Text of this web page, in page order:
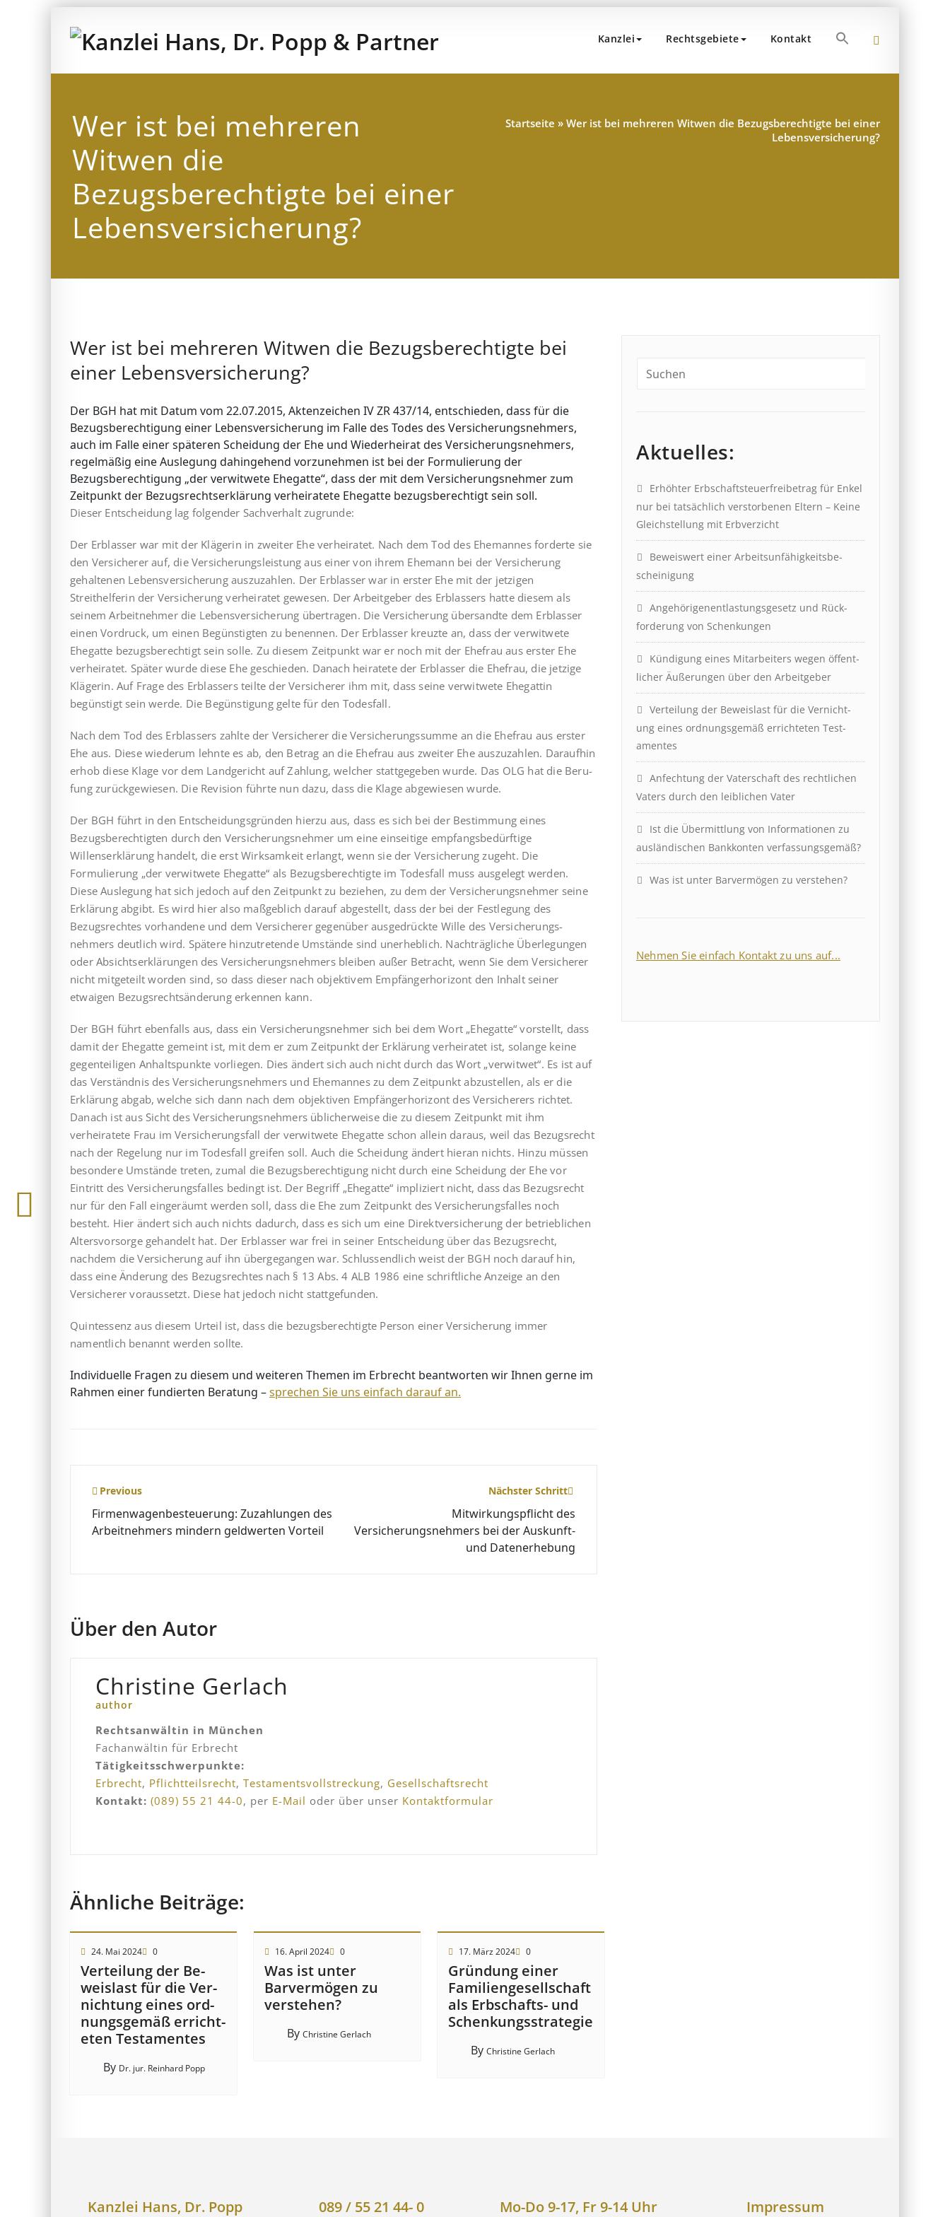
Inhalt
springen
Kanzlei Rechtsgebiete Kontakt Search
for:
Wer ist bei mehreren
Witwen die
Bezugsberechtigte bei einer
Lebensversicherung?
Startseite » Wer ist bei mehreren Witwen die Bezugsberechtigte bei einer
Lebensversicherung?
Wer ist bei mehreren Witwen die Bezugsberechtigte bei
einer Lebensversicherung?
Der BGH hat mit Datum vom 22.07.2015, Aktenzeichen IV ZR 437/14, entschieden, dass für die
Bezugsberechtigung einer Lebens­ver­si­che­rung im Falle des Todes des Versicherungsnehmers,
auch im Falle einer späteren Scheidung der Ehe und Wiederheirat des Versicherungsnehmers,
regelmäßig eine Auslegung dahingehend vorzunehmen ist bei der Formulierung der
Bezugsberechtigung „der verwitwete Ehegatte“, dass der mit dem Versicherungs­nehmer zum
Zeitpunkt der Bezugsrechtserklärung verheiratete Ehegatte bezugsberechtigt sein soll.
Dieser Entscheidung lag folgender Sachverhalt zugrunde:
Der Erblasser war mit der Klägerin in zweiter Ehe verheiratet. Nach dem Tod des Ehemannes forderte sie
den Versicherer auf, die Versicherungsleistung aus einer von ihrem Ehemann bei der Versicherung
gehaltenen Lebensversicherung auszuzahlen. Der Erblasser war in erster Ehe mit der jetzigen
Streithelferin der Versicherung verheiratet gewesen. Der Arbeitgeber des Erb­lassers hatte diesem als
seinem Arbeitnehmer die Lebens­ver­si­che­rung übertragen. Die Versicherung übersandte dem Erblasser
einen Vordruck, um einen Begünstigten zu benennen. Der Erb­lasser kreuzte an, dass der verwitwete
Ehegatte bezugs­be­rech­tigt sein solle. Zu diesem Zeitpunkt war er noch mit der Ehefrau aus erster Ehe
verheiratet. Später wurde diese Ehe geschieden. Danach heiratete der Erblasser die Ehefrau, die jetzige
Klägerin. Auf Frage des Erblassers teilte der Versicherer ihm mit, dass seine verwitwete Ehegattin
begünstigt sein werde. Die Be­gün­sti­gung gelte für den Todesfall.
Nach dem Tod des Erblassers zahlte der Versicherer die Ver­si­che­rungssumme an die Ehefrau aus erster
Ehe aus. Diese wiederum lehnte es ab, den Betrag an die Ehefrau aus zweiter Ehe aus­zu­zahlen. Daraufhin
erhob diese Klage vor dem Landgericht auf Zahlung, welcher stattgegeben wurde. Das OLG hat die Be­ru­
fung zurückgewiesen. Die Revision führte nun dazu, dass die Klage abgewiesen wurde.
Der BGH führt in den Entscheidungsgründen hierzu aus, dass es sich bei der Bestimmung eines
Bezugsberechtigten durch den Versicherungsnehmer um eine einseitige empfangsbedürftige
Willenserklärung handelt, die erst Wirksamkeit erlangt, wenn sie der Versicherung zugeht. Die
Formulierung „der verwitwete Ehegatte“ als Bezugsberechtigte im Todesfall muss ausgelegt werden.
Diese Auslegung hat sich jedoch auf den Zeitpunkt zu beziehen, zu dem der Versicherungsnehmer seine
Erklärung abgibt. Es wird hier also maßgeblich darauf abgestellt, dass der bei der Festlegung des
Bezugsrechtes vorhandene und dem Versicherer gegenüber ausgedrückte Wille des Versiche­rungs­
nehmers deutlich wird. Spätere hinzutretende Umstände sind unerheblich. Nachträgliche Überlegungen
oder Absichts­er­klä­rungen des Versicherungsnehmers bleiben außer Betracht, wenn Sie dem Versicherer
nicht mitgeteilt worden sind, so dass dieser nach objektivem Empfängerhorizont den Inhalt seiner
etwaigen Bezugsrechtsänderung erkennen kann.
Der BGH führt ebenfalls aus, dass ein Versicherungsnehmer sich bei dem Wort „Ehegatte“ vorstellt, dass
damit der Ehegatte gemeint ist, mit dem er zum Zeitpunkt der Erklärung verheiratet ist, solange keine
gegenteiligen Anhaltspunkte vorliegen. Dies ändert sich auch nicht durch das Wort „verwitwet“. Es ist auf
das Verständnis des Versicherungsnehmers und Ehemannes zu dem Zeitpunkt abzustellen, als er die
Erklärung abgab, welche sich dann nach dem objektiven Empfängerhorizont des Versicherers richtet.
Danach ist aus Sicht des Versicherungsnehmers übli­cher­weise die zu diesem Zeitpunkt mit ihm
verheiratete Frau im Versicherungsfall der verwitwete Ehegatte schon allein daraus, weil das Bezugsrecht
nach der Regelung nur im Todesfall greifen soll. Auch die Scheidung ändert hieran nichts. Hinzu müssen
besondere Umstände treten, zumal die Bezugsberechtigung nicht durch eine Scheidung der Ehe vor
Eintritt des Versicherungsfalles bedingt ist. Der Begriff „Ehegatte“ impliziert nicht, dass das Bezugsrecht
nur für den Fall eingeräumt werden soll, dass die Ehe zum Zeitpunkt des Versicherungsfalles noch
besteht. Hier ändert sich auch nichts dadurch, dass es sich um eine Direkt­versicherung der betrieblichen
Altersvorsorge gehandelt hat. Der Erblasser war frei in seiner Entscheidung über das Bezugsrecht,
nachdem die Versicherung auf ihn übergegangen war. Schluss­endlich weist der BGH noch darauf hin,
dass eine Änderung des Bezugsrechtes nach § 13 Abs. 4 ALB 1986 eine schriftliche Anzeige an den
Versicherer voraussetzt. Diese hat jedoch nicht stattgefunden.
Quintessenz aus diesem Urteil ist, dass die bezugsberechtigte Person einer Versicherung immer
namentlich benannt werden sollte.
Individuelle Fragen zu diesem und weiteren Themen im Erbrecht beantworten wir Ihnen gerne im
Rahmen einer fundierten Beratung –sprechen Sie uns einfach darauf an.
Beitragsnavigation
Previous
Firmenwagenbesteuerung: Zuzahlungen des
Arbeitnehmers mindern geldwerten Vorteil
Nächster Schritt
Mitwirkungspflicht des
Versicherungsnehmers bei der Auskunft-
und Datenerhebung
Über den Autor
Christine Gerlach
author
Rechtsanwältin in München
Fachanwältin für Erbrecht
Tätigkeitsschwerpunkte:
Erbrecht, Pflichtteilsrecht, Testamentsvollstreckung, Gesellschaftsrecht
Kontakt: (089) 55 21 44-0, per E-Mail oder über unser Kontaktformular
Ähnliche Beiträge:
24. Mai 2024 0
Ver­teil­ung der Be­
weis­last für die Ver­
nicht­ung eines ord­
nungs­ge­mäß er­richt­
et­en Test­ament­es
By Dr. jur. Reinhard Popp
16. April 2024 0
Was ist unter
Barvermögen zu
verstehen?
By Christine Gerlach
17. März 2024 0
Gründung einer
Familiengesellschaft
als Erbschafts- und
Schenkungsstrategie
By Christine Gerlach
Aktuelles:
Erhöhter Erb­schaft­steuer­frei­be­trag für Enkel
nur bei tat­säch­lich ver­storb­en­en Eltern – Keine
Gleich­stell­ung mit Erb­verzicht
Beweis­wert einer Arbeits­un­fähig­keits­be­
scheinig­ung
Angehörigenent­lastungs­ge­setz und Rück­
ford­er­ung von Schenk­ung­en
Kündigung eines Mit­ar­beit­ers wegen öffent­
lich­er Äuß­er­ung­en über den Ar­beit­geber
Ver­teil­ung der Be­weis­last für die Ver­nicht­
ung eines ord­nungs­ge­mäß er­richt­et­en Test­
ament­es
Anfechtung der Vaterschaft des rechtlichen
Vaters durch den leiblichen Vater
Ist die Über­mitt­lung von In­for­mat­ion­en zu
aus­länd­isch­en Bank­kont­en ver­fass­ungs­ge­mäß?
Was ist unter Barvermögen zu verstehen?
Nehmen Sie einfach Kontakt zu uns auf...
Kanzlei Hans, Dr. Popp 089 / 55 21 44- 0 Mo-Do 9-17, Fr 9-14 Uhr Impressum